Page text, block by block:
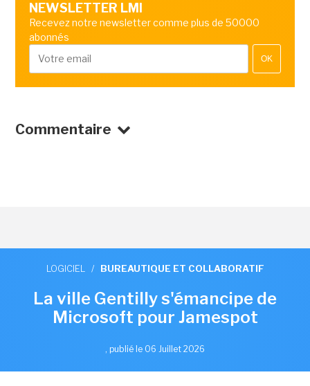
NEWSLETTER LMI
Recevez notre newsletter comme plus de 50000
abonnés
OK
Commentaire
LOGICIEL / BUREAUTIQUE ET COLLABORATIF
La ville Gentilly s'émancipe de
Microsoft pour Jamespot
, publié le 06 Juillet 2026